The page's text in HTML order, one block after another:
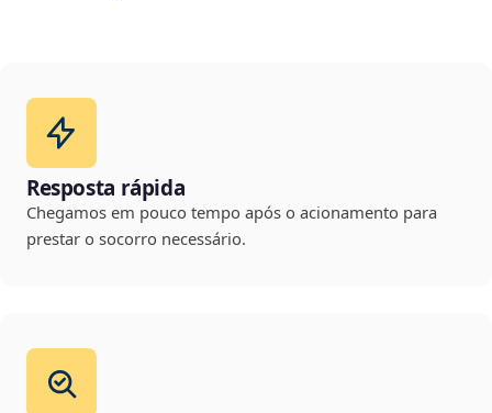
Resposta rápida
Chegamos em pouco tempo após o acionamento para
prestar o socorro necessário.